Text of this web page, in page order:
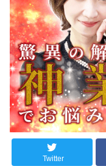
Twitter